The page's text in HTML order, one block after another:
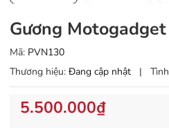
Gương
Mã: PVN130
Thương hiệu: Đang cập nhật |
5.500.000₫